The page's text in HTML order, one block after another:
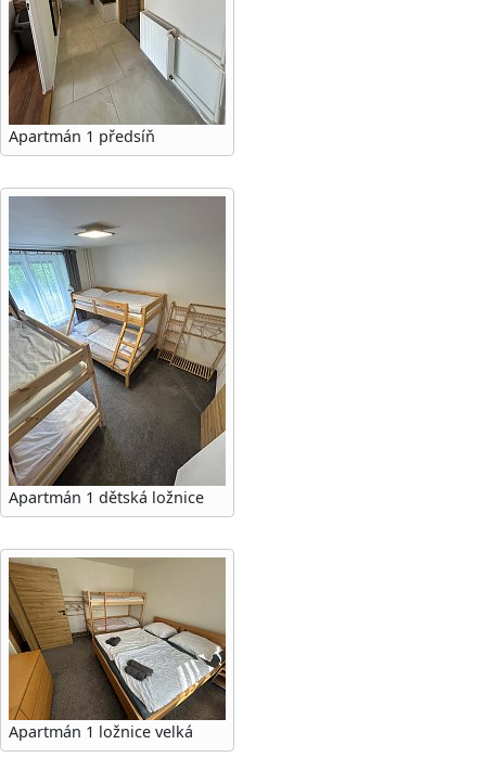
Apartmán 1 předsíň
Apartmán 1 dětská ložnice
Apartmán 1 ložnice velká